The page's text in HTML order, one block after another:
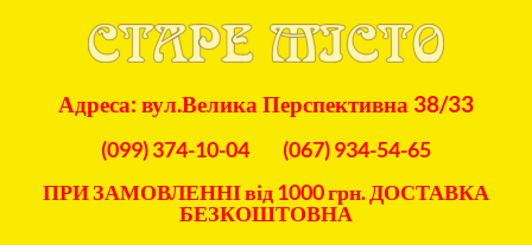
Адреса: вул.Велика Перспективна 38/33
(099) 374-10-04
(067) 934-54-65
ПРИ ЗАМОВЛЕННІ від 1000 грн. ДОСТАВКА
БЕЗКОШТОВНА